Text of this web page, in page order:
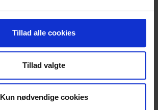
Tillad alle cookies
Tillad valgte
Kun nødvendige cookies